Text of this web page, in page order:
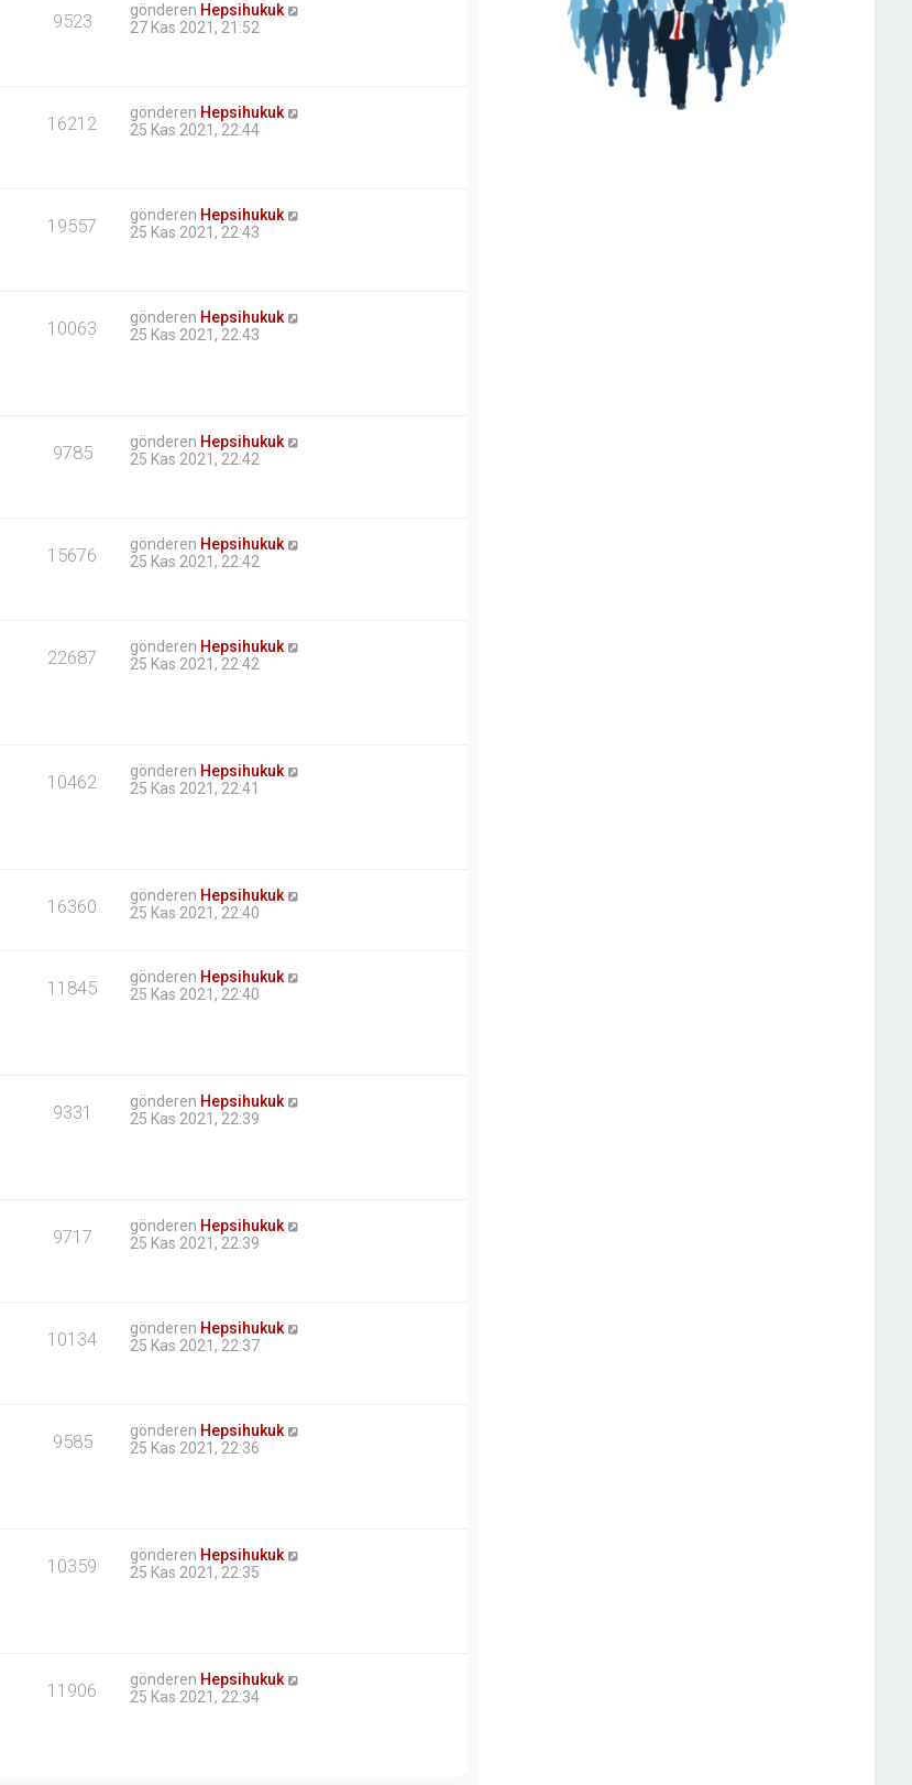
9523 gönderen Hepsihukuk
27 Kas 2021, 21:52
16212 gönderen Hepsihukuk
25 Kas 2021, 22:44
19557 gönderen Hepsihukuk
25 Kas 2021, 22:43
10063 gönderen Hepsihukuk
25 Kas 2021, 22:43
9785 gönderen Hepsihukuk
25 Kas 2021, 22:42
15676 gönderen Hepsihukuk
25 Kas 2021, 22:42
22687 gönderen Hepsihukuk
25 Kas 2021, 22:42
10462 gönderen Hepsihukuk
25 Kas 2021, 22:41
16360 gönderen Hepsihukuk
25 Kas 2021, 22:40
11845 gönderen Hepsihukuk
25 Kas 2021, 22:40
9331 gönderen Hepsihukuk
25 Kas 2021, 22:39
9717 gönderen Hepsihukuk
25 Kas 2021, 22:39
10134 gönderen Hepsihukuk
25 Kas 2021, 22:37
9585 gönderen Hepsihukuk
25 Kas 2021, 22:36
10359 gönderen Hepsihukuk
25 Kas 2021, 22:35
11906 gönderen Hepsihukuk
25 Kas 2021, 22:34